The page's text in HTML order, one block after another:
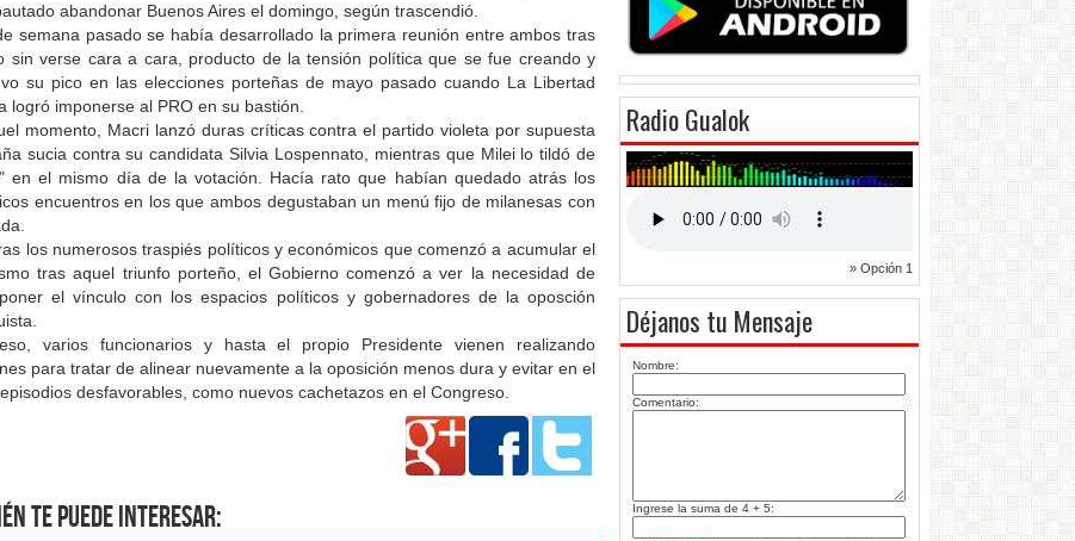
abandonar Buenos Aires el domingo, según trascendió.
semana pasado se había desarrollado la primera reunión entre ambos tras
sin verse cara a cara, producto de la tensión política que se fue creando y
su pico en las elecciones porteñas de mayo pasado cuando La Libertad
logró imponerse al PRO en su bastión.
momento, Macri lanzó duras críticas contra el partido violeta por supuesta
sucia contra su candidata Silvia Lospennato, mientras que Milei lo tildó de
en el mismo día de la votación. Hacía rato que habían quedado atrás los
encuentros en los que ambos degustaban un menú fijo de milanesas con
los numerosos traspiés políticos y económicos que comenzó a acumular el
tras aquel triunfo porteño, el Gobierno comenzó a ver la necesidad de
el vínculo con los espacios políticos y gobernadores de la oposción
varios funcionarios y hasta el propio Presidente vienen realizando
para tratar de alinear nuevamente a la oposición menos dura y evitar en el
desfavorables, como nuevos cachetazos en el Congreso.
te puede interesar:
Radio Gualok
» Opción 1
Déjanos tu Mensaje
Nombre:
Comentario:
Ingrese la suma de 4 + 5: